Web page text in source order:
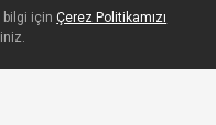
bilgi içinÇerez Politikamızı